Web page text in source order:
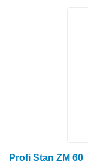
Profi Stan ZM 60